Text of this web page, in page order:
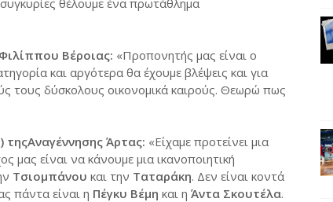
θέλουμε ένα πρωτάθλημα
Βέροιας: «Προπονητής μας είναι ο
και αργότερα θα έχουμε βλέψεις και για
τους δύσκολους οικονομικά καιρούς. Θεωρώ πως
Άρτας: «Είχαμε προτείνει μια
μας είναι να κάνουμε μια ικανοποιητική
Τσιομπάνου και την Ταταράκη. Δεν είναι κοντά
πάντα είναι η Πέγκυ Βέμη και η Άντα Σκουτέλα.